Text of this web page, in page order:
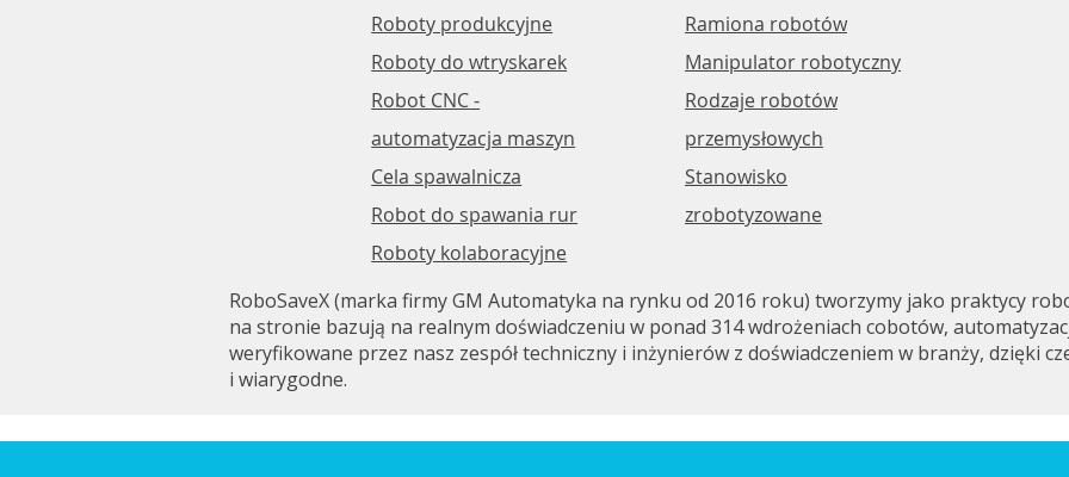
Roboty produkcyjne
Roboty do wtryskarek
Robot CNC -
automatyzacja maszyn
Cela spawalnicza
Robot do spawania rur
Roboty kolaboracyjne
Ramiona robotów
Manipulator robotyczny
Rodzaje robotów
przemysłowych
Stanowisko
zrobotyzowane
RoboSaveX (marka firmy GM Automatyka na rynku od 2016 roku) tworzymy jako praktycy
na stronie bazują na realnym doświadczeniu w ponad 314 wdrożeniach cobotów,
weryfikowane przez nasz zespół techniczny i inżynierów z doświadczeniem w branży, dzięki
i wiarygodne.